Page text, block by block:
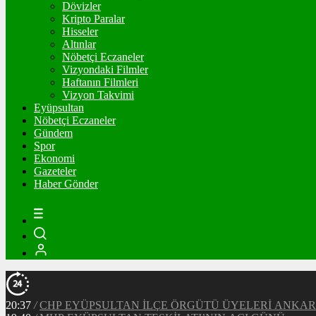
Dövizler
Kripto Paralar
Hisseler
Altınlar
Nöbetçi Eczaneler
Vizyondaki Filmler
Haftanın Filmleri
Vizyon Takvimi
Eyüpsultan
Nöbetçi Eczaneler
Gündem
Spor
Ekonomi
Gazeteler
Haber Gönder
20:37 / CHP EYÜPSULTAN İLÇE ÖRGÜTÜ ÜYELERİ